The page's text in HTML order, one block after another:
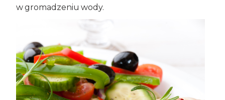
w gromadzeniu wody.